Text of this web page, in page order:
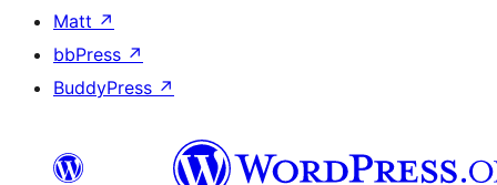
Matt ↗
bbPress ↗
BuddyPress ↗